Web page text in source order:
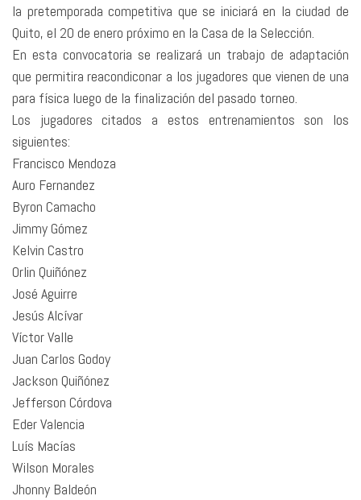
la pretemporada competitiva que se iniciará en la ciudad de
Quito, el 20 de enero próximo en la Casa de la Selección.
En esta convocatoria se realizará un trabajo de adaptación
que permitira reacondiconar a los jugadores que vienen de una
para física luego de la finalización del pasado torneo.
Los jugadores citados a estos entrenamientos son los
siguientes:
Francisco Mendoza
Auro Fernandez
Byron Camacho
Jimmy Gómez
Kelvin Castro
Orlin Quiñónez
José Aguirre
Jesús Alcívar
Víctor Valle
Juan Carlos Godoy
Jackson Quiñónez
Jefferson Córdova
Eder Valencia
Luís Macías
Wilson Morales
Jhonny Baldeón